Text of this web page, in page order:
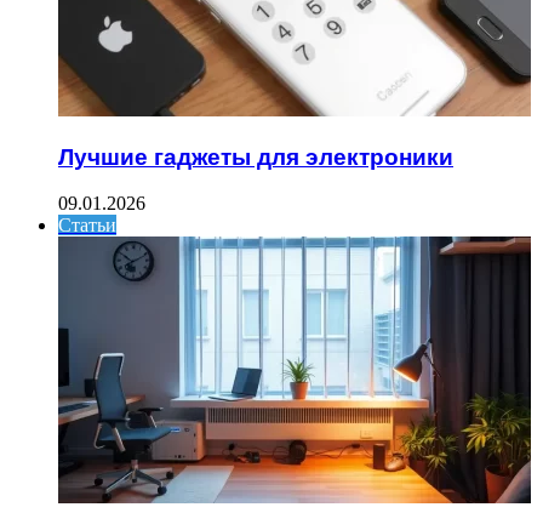
Лучшие гаджеты для электроники
09.01.2026
Статьи